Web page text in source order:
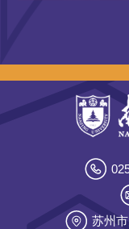
苏州